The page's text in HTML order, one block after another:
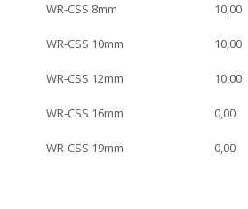
WR-CSS 8mm 10,00
WR-CSS 10mm 10,00
WR-CSS 12mm 10,00
WR-CSS 16mm 0,00
WR-CSS 19mm 0,00